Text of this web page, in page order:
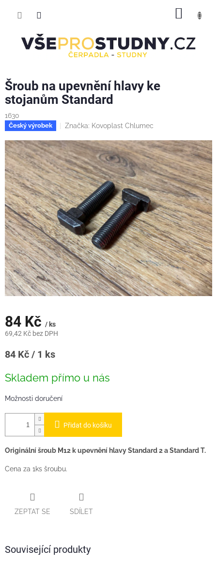
Šroub na upevnění hlavy ke
stojanům Standard
1630
Český výrobek Značka: Kovoplast Chlumec
84 Kč / ks
69,42 Kč bez DPH
Měrná
84 Kč / 1 ks
Skladem přímo u nás
Možnosti doručení
Přidat do košíku
Originální šroub M12 k upevnění hlavy Standard 2 a Standard T.
Cena za 1ks šroubu.
ZEPTAT SE SDÍLET
Související produkty